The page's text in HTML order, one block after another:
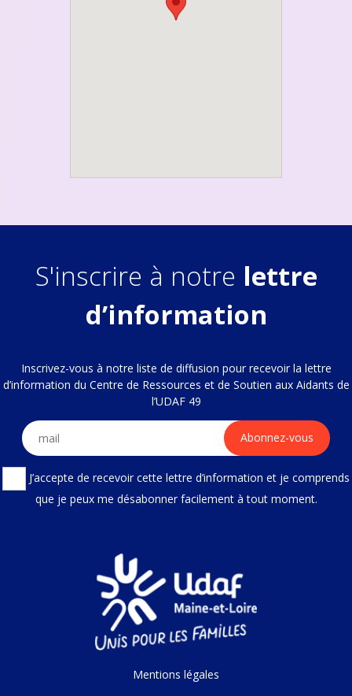
S'inscrire à notre lettre
d’information
Inscrivez-vous à notre liste de diffusion pour recevoir la lettre
d’information du Centre de Ressources et de Soutien aux Aidants de
l’UDAF 49
J’accepte de recevoir cette lettre d’information et je comprends
que je peux me désabonner facilement à tout moment.
Mentions légales